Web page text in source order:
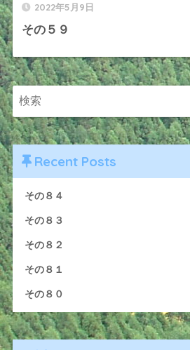
2022年5月9日
その５９
Recent Posts
その８４
その８３
その８２
その８１
その８０